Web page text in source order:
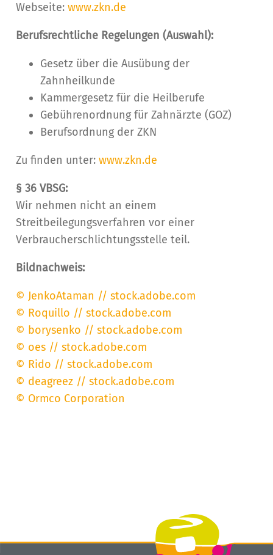
Webseite:www.zkn.de
Berufsrechtliche Regelungen (Auswahl):
Gesetz über die Ausübung der
Zahnheilkunde
Kammergesetz für die Heilberufe
Gebührenordnung für Zahnärzte (GOZ)
Berufsordnung der ZKN
Zu finden unter:www.zkn.de
§ 36 VBSG:
Wir nehmen nicht an einem
Streitbeilegungsverfahren vor einer
Verbraucherschlichtungsstelle teil.
Bildnachweis:
© JenkoAtaman // stock.adobe.com
© Roquillo // stock.adobe.com
© borysenko // stock.adobe.com
© oes // stock.adobe.com
© Rido // stock.adobe.com
© deagreez // stock.adobe.com
© Ormco Corporation